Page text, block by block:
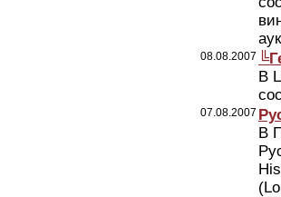
08.08.2007
В
07.08.2007
В